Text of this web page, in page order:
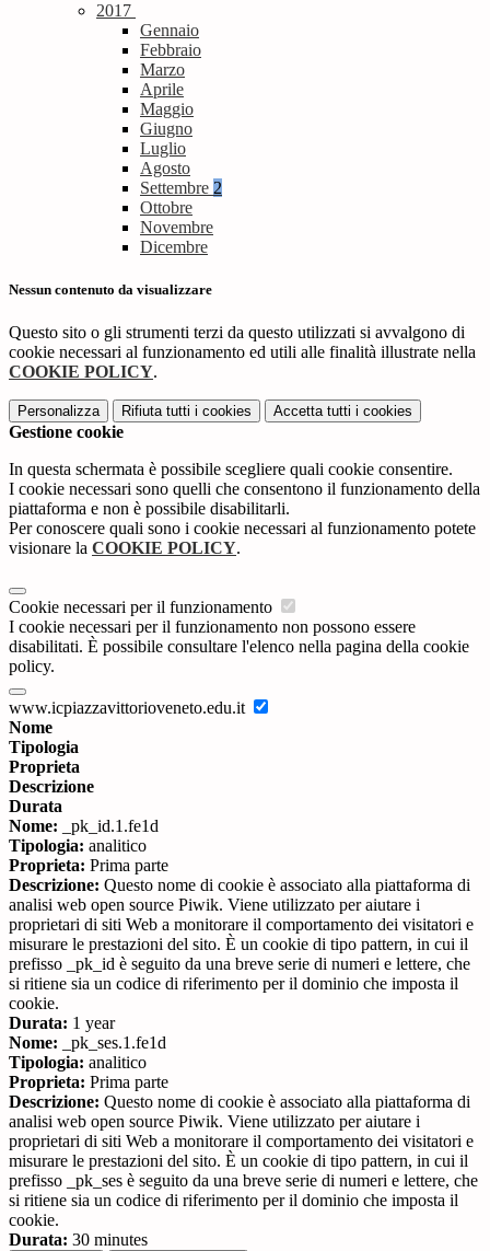
2017
Gennaio
Febbraio
Marzo
Aprile
Maggio
Giugno
Luglio
Agosto
Settembre 2
Ottobre
Novembre
Dicembre
Nessun contenuto da visualizzare
Questo sito o gli strumenti terzi da questo utilizzati si avvalgono di
cookie necessari al funzionamento ed utili alle finalità illustrate nella
COOKIE POLICY.
Personalizza Rifiuta tutti i cookies Accetta tutti i cookies
Gestione cookie
In questa schermata è possibile scegliere quali cookie consentire.
I cookie necessari sono quelli che consentono il funzionamento della
piattaforma e non è possibile disabilitarli.
Per conoscere quali sono i cookie necessari al funzionamento potete
visionare la COOKIE POLICY.
Cookie necessari per il funzionamento
I cookie necessari per il funzionamento non possono essere
disabilitati. È possibile consultare l'elenco nella pagina della cookie
policy.
www.icpiazzavittorioveneto.edu.it
Nome
Tipologia
Proprieta
Descrizione
Durata
Nome: _pk_id.1.fe1d
Tipologia: analitico
Proprieta: Prima parte
Descrizione: Questo nome di cookie è associato alla piattaforma di
analisi web open source Piwik. Viene utilizzato per aiutare i
proprietari di siti Web a monitorare il comportamento dei visitatori e
misurare le prestazioni del sito. È un cookie di tipo pattern, in cui il
prefisso _pk_id è seguito da una breve serie di numeri e lettere, che
si ritiene sia un codice di riferimento per il dominio che imposta il
cookie.
Durata: 1 year
Nome: _pk_ses.1.fe1d
Tipologia: analitico
Proprieta: Prima parte
Descrizione: Questo nome di cookie è associato alla piattaforma di
analisi web open source Piwik. Viene utilizzato per aiutare i
proprietari di siti Web a monitorare il comportamento dei visitatori e
misurare le prestazioni del sito. È un cookie di tipo pattern, in cui il
prefisso _pk_ses è seguito da una breve serie di numeri e lettere, che
si ritiene sia un codice di riferimento per il dominio che imposta il
cookie.
Durata: 30 minutes